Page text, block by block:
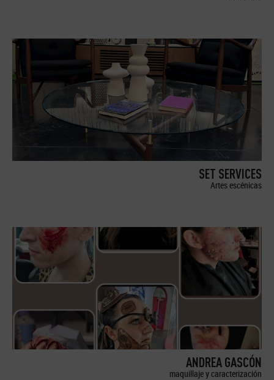
SET SERVICES
Artes escénicas
ANDREA GASCÓN
maquillaje y caracterización